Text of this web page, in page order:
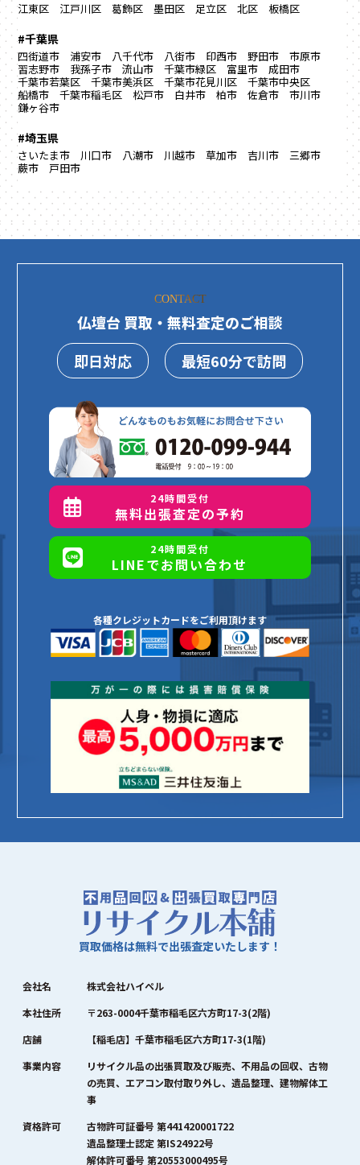
江東区 江戸川区 葛飾区 墨田区 足立区 北区 板橋区
#千葉県
四街道市 浦安市 八千代市 八街市 印西市 野田市
市原市
習志野市
我孫子市 流山市 千葉市緑区 富里市
成田市
千葉市若葉区
千葉市美浜区 千葉市花見川区
千葉市中央区
船橋市
千葉市稲毛区 松戸市 白井市 柏市 佐倉市
市川市
鎌ヶ谷市
#埼玉県
さいたま市 川口市 八潮市 川越市 草加市 吉川市
三郷市
蕨市
戸田市
CONTACT
仏壇台 買取・無料査定のご相談
即日対応
最短60分で訪問
24時間受付
無料出張査定の予約
24時間受付
LINEでお問い合わせ
各種クレジットカードをご利用頂けます
買取価格は無料で出張査定いたします！
会社名
株式会社ハイペル
本社住所
〒263-0004千葉市稲毛区六方町17-3(2階)
店舗
【稲毛店】千葉市稲毛区六方町17-3(1階)
事業内容
リサイクル品の出張買取及び販売、不用品の回収、古物
の売買、エアコン取付取り外し、遺品整理、建物解体工
事
資格許可
古物許可証番号 第441420001722
遺品整理士認定 第IS24922号
解体許可番号 第20553000495号